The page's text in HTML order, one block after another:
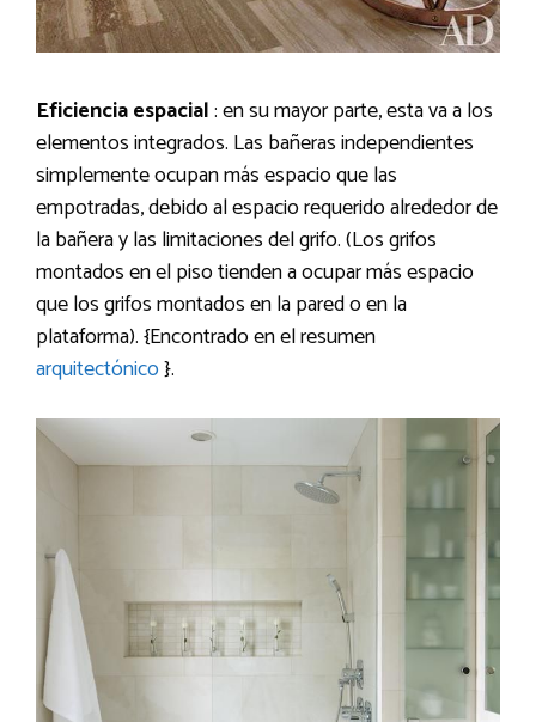
Eficiencia espacial: en su mayor parte, esta va a los
elementos integrados. Las bañeras independientes
simplemente ocupan más espacio que las
empotradas, debido al espacio requerido alrededor de
la bañera y las limitaciones del grifo. (Los grifos
montados en el piso tienden a ocupar más espacio
que los grifos montados en la pared o en la
plataforma). {Encontrado en el resumen
arquitectónico}.